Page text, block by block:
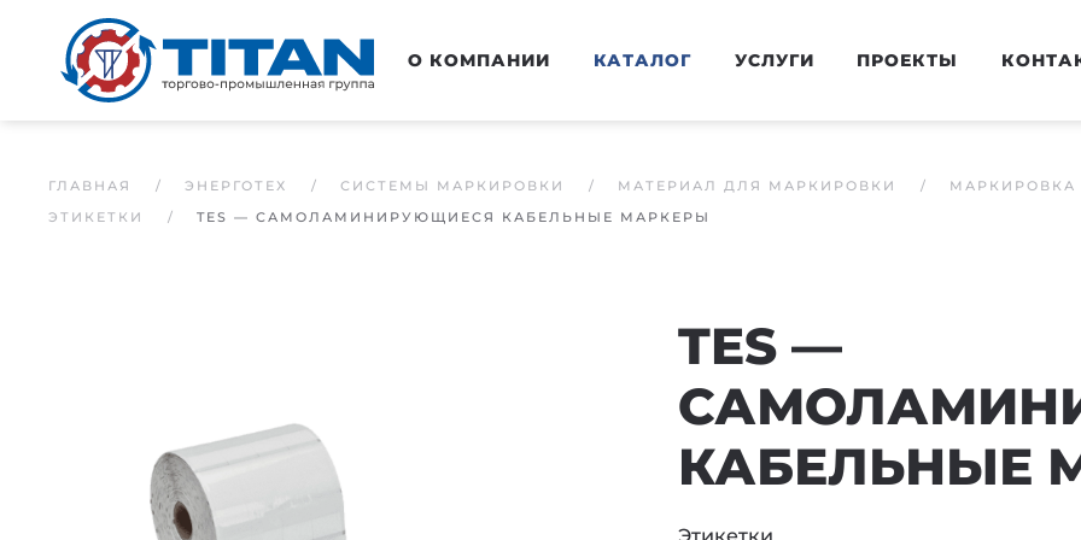
Перейти к основному содержанию О КОМПАНИИ КАТАЛОГ УСЛУГИ ПРОЕКТЫ
ГЛАВНАЯ ЭНЕРГОТЕХ СИСТЕМЫ МАРКИРОВКИ МАТЕРИАЛ ДЛЯ МАРКИРОВКИ
ЭТИКЕТКИ
TES — САМОЛАМИНИРУЮЩИЕСЯ КАБЕЛЬНЫЕ МАРКЕРЫ
TES —
КАБЕЛЬНЫЕ